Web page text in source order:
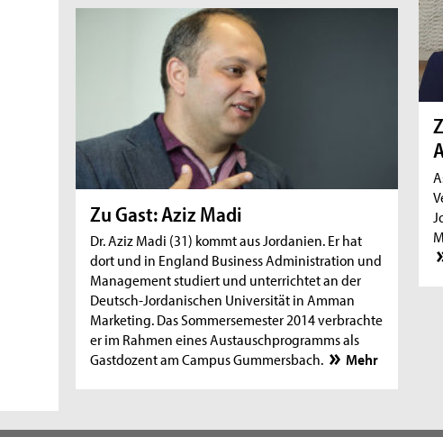
Zu Gast: Aziz Madi
Dr. Aziz Madi (31) kommt aus Jordanien. Er hat
dort und in England Business Administration und
Management studiert und unterrichtet an der
Deutsch-Jordanischen Universität in Amman
Marketing. Das Sommersemester 2014 verbrachte
er im Rahmen eines Austauschprogramms als
Gastdozent am Campus Gummersbach.
Mehr